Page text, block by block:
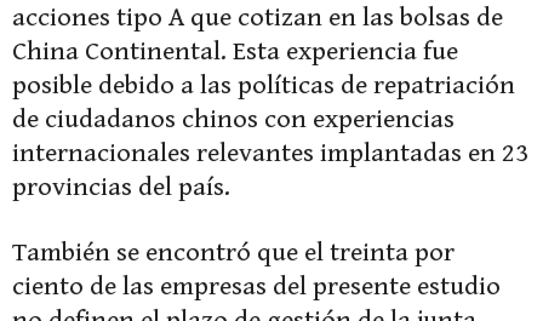
acciones tipo A que cotizan en las bolsas de
China Continental. Esta experiencia fue
posible debido a las políticas de repatriación
de ciudadanos chinos con experiencias
internacionales relevantes implantadas en 23
provincias del país.
También se encontró que el treinta por
ciento de las empresas del presente estudio